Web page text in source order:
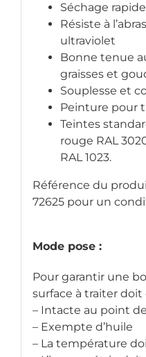
Séchage rapide
Résiste à
ultraviolet
Bonne tenue
graisses et
Souplesse et
Peinture pour
Teintes
rouge RAL
RAL 1023.
Référence du
72625 pour un
Mode pose :
Pour garantir une
surface à traiter doit
– Intacte au point
– Exempte d’huile
– La température